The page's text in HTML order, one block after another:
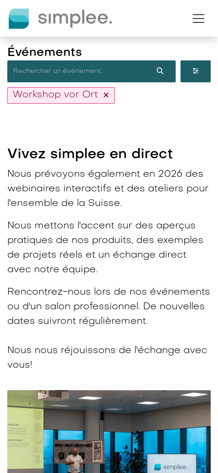
Événements
Workshop vor Ort
Vivez simplee en direct​
Nous prévoyons également en 2026 des
webinaires interactifs et des ateliers pour
l'ensemble de la Suisse.
Nous mettons l'accent sur des aperçus
pratiques de nos produits, des exemples
de projets réels et un échange direct
avec notre équipe.​
Rencontrez-nous lors de nos événements
ou d'un salon professionnel. De nouvelles
dates suivront régulièrement.
Nous nous réjouissons de l'échange avec
vous!